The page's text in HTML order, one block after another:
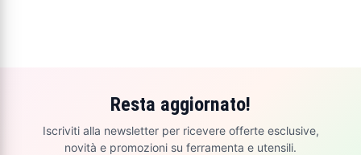
Resta aggiornato!
Iscriviti alla newsletter per ricevere offerte esclusive,
novità e promozioni su ferramenta e utensili.